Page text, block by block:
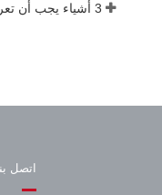
3 أشياء يجب أن تعرفها قبل شراء مصعد
اتصل